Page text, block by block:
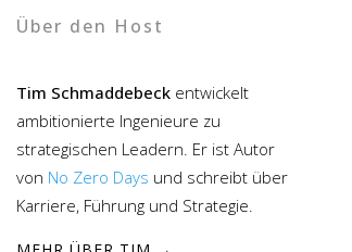
Über den Host
Tim Schmaddebeck entwickelt
ambitionierte Ingenieure zu
strategischen Leadern. Er ist Autor
von No Zero Days und schreibt über
Karriere, Führung und Strategie.